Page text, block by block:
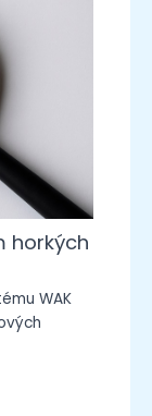
horkých
WAK